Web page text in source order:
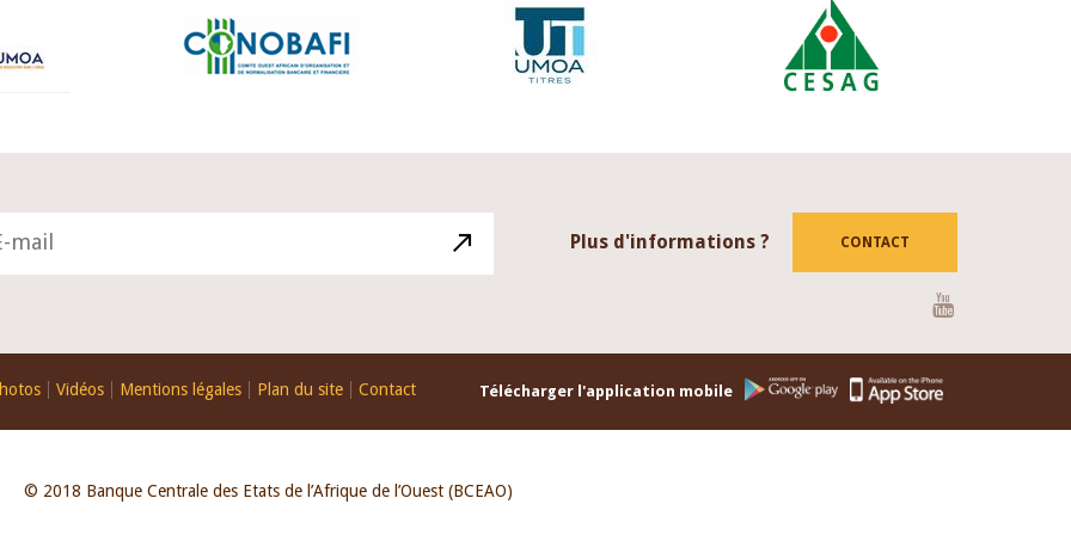
Plus d'informations ? CONTACT
Vidéos Mentions légales Plan du site Contact Télécharger l'application mobile
© 2018 Banque Centrale des Etats de l’Afrique de l’Ouest (BCEAO)